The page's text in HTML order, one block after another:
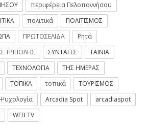
περιφέρεια Πελοποννήσου
πολιτικά
ΠΟΛΙΤΙΣΜΟΣ
ΠΡΩΤΟΣΕΛΙΔΑ
Ρητά
ΤΡΙΠΟΛΗΣ ΣΥΝΤΑΓΕΣ
ΤΑΙΝΙΑ
ΤΕΧΝΟΛΟΓΙΑ
ΤΗΣ ΗΜΕΡΑΣ
ΤΟΠΙΚΑ τοπικά
ΤΟΥΡΙΣΜΟΣ
Ψυχολογία Arcadia Spot
arcadiaspot
WEB TV